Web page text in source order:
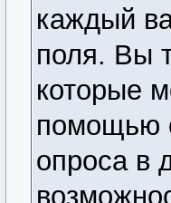
каждый
поля. Вы
которые
помощью
опроса в